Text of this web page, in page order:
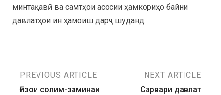
минтақавӣ ва самтҳои асосии ҳамкориҳо байни
давлатҳои ин ҳамоиш дарҷ шуданд.
PREVIOUS ARTICLE
Ғизои солим-заминаи
NEXT ARTICLE
Сарвари давлат